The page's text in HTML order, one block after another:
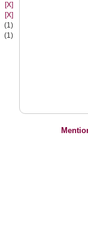
[X]
[X]
(1)
(1)